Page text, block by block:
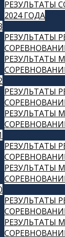
РЕЗУЛЬТАТЫ
2024 ГОДА
РЕЗУЛЬТАТЫ
РЕЗУЛЬТАТЫ
РЕЗУЛЬТАТЫ
РЕЗУЛЬТАТЫ
РЕЗУЛЬТАТЫ
РЕЗУЛЬТАТЫ
РЕЗУЛЬТАТЫ
РЕЗУЛЬТАТЫ